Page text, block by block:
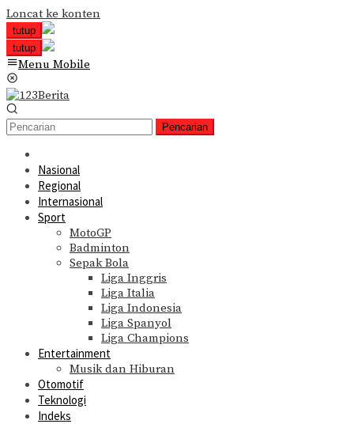
Loncat ke konten
tutup
tutup
Menu Mobile
Pencarian
Nasional
Regional
Internasional
Sport
MotoGP
Badminton
Sepak Bola
Liga Inggris
Liga Italia
Liga Indonesia
Liga Spanyol
Liga Champions
Entertainment
Musik dan Hiburan
Otomotif
Teknologi
Indeks